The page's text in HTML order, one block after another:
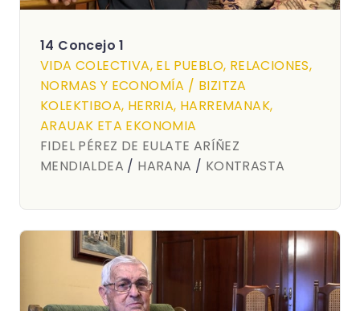
14 Concejo 1
VIDA COLECTIVA, EL PUEBLO, RELACIONES,
NORMAS Y ECONOMÍA / BIZITZA
KOLEKTIBOA, HERRIA, HARREMANAK,
ARAUAK ETA EKONOMIA
FIDEL PÉREZ DE EULATE ARÍÑEZ
MENDIALDEA / HARANA / KONTRASTA